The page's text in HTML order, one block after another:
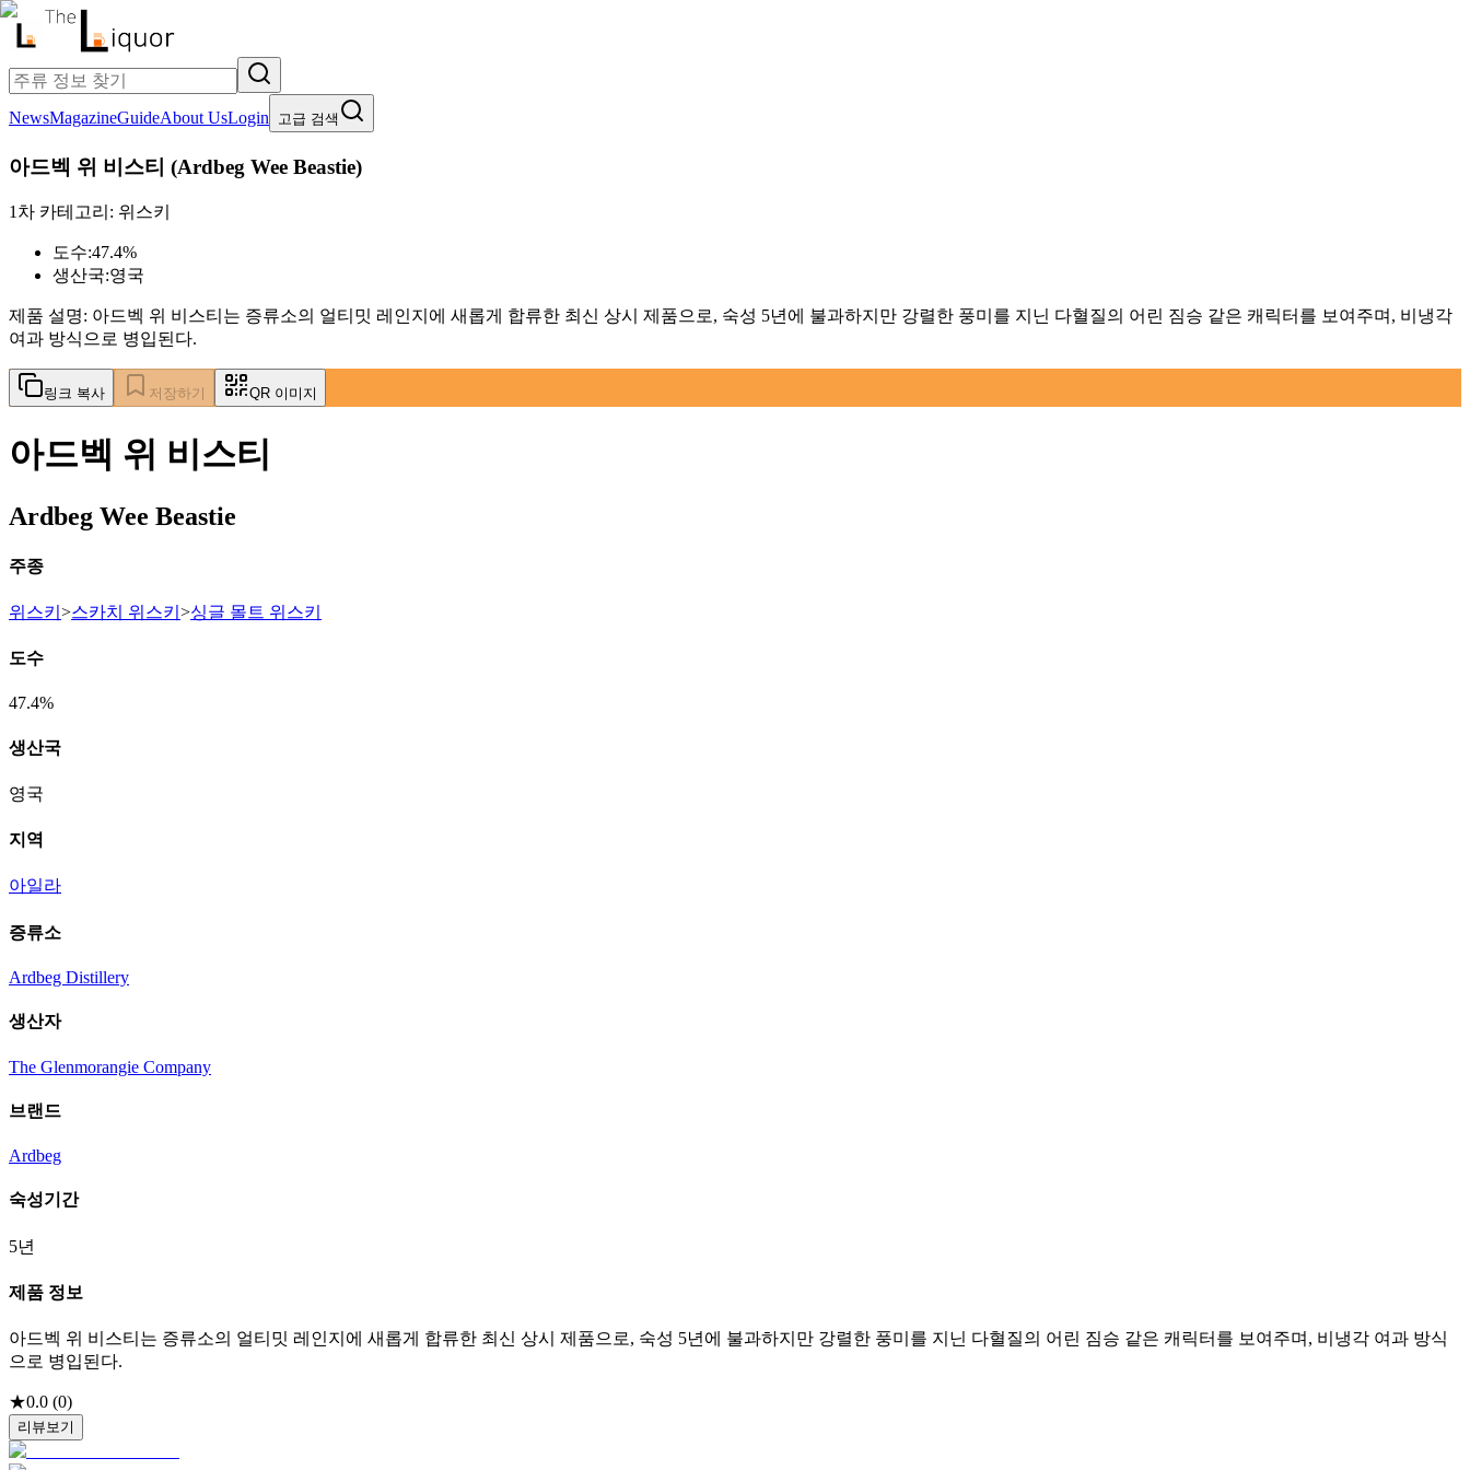
NewsMagazineGuideAbout UsLogin 고급 검색
아드벡 위 비스티 (Ardbeg Wee Beastie)
1차 카테고리: 위스키
도수:47.4%
생산국:영국
제품 설명: 아드벡 위 비스티는 증류소의 얼티밋 레인지에 새롭게 합류한 최신 상시 제품으로, 숙성 5년에 불과하지만 강렬한 풍미를 지닌 다혈질의 어린 짐승 같은 캐릭터를 보여주며, 비냉각
여과 방식으로 병입된다.
링크 복사 저장하기 QR 이미지
아드벡 위 비스티
Ardbeg Wee Beastie
주종
위스키 >스카치 위스키 >싱글 몰트 위스키
도수
47.4%
생산국
영국
지역
아일라
증류소
Ardbeg Distillery
생산자
The Glenmorangie Company
브랜드
Ardbeg
숙성기간
5년
제품 정보
아드벡 위 비스티는 증류소의 얼티밋 레인지에 새롭게 합류한 최신 상시 제품으로, 숙성 5년에 불과하지만 강렬한 풍미를 지닌 다혈질의 어린 짐승 같은 캐릭터를 보여주며, 비냉각 여과 방식
으로 병입된다.
★0.0 (0)
리뷰보기